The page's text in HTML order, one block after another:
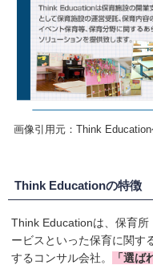
画像引用元：Think
Think Educationの特徴
Think Educationは、保育
ービスといった保育に関す
するコンサル会社。
「選